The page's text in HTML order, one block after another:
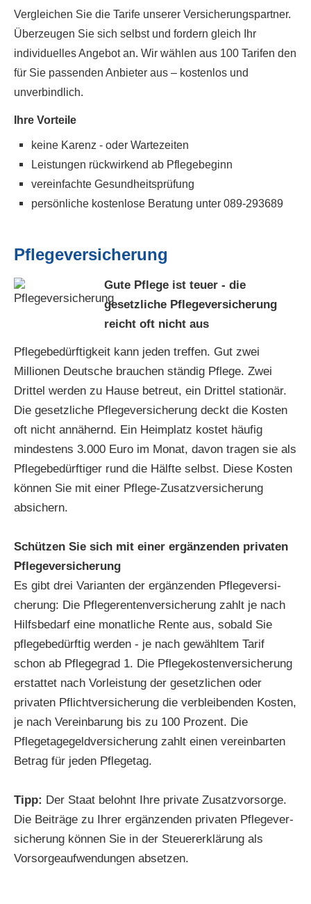
Vergleichen Sie die Tarife unserer Versicherungspartner.
Überzeugen Sie sich selbst und fordern gleich Ihr
individuelles Angebot an. Wir wählen aus 100 Tarifen den
für Sie passenden Anbieter aus – kostenlos und
unverbindlich.
Ihre Vorteile
keine Karenz - oder Wartezeiten
Leistungen rückwirkend ab Pflegebeginn
vereinfachte Gesundheitsprüfung
persönliche kostenlose Beratung unter 089-293689
Pflege­ver­si­che­rung
Gute Pflege ist teuer - die
gesetzliche Pflege­ver­si­che­rung
reicht oft nicht aus
Pflegebedürftigkeit kann jeden treffen. Gut zwei
Millionen Deutsche brauchen ständig Pflege. Zwei
Drittel werden zu Hause betreut, ein Drittel stationär.
Die gesetzliche Pflege­ver­si­che­rung deckt die Kosten
oft nicht annähernd. Ein Heimplatz kostet häufig
mindestens 3.000 Euro im Monat, davon tragen sie als
Pflegebedürftiger rund die Hälfte selbst. Diese Kosten
können Sie mit einer Pflege-Zusatzversicherung
absichern.
Schützen Sie sich mit einer ergänzenden privaten
Pflege­ver­si­che­rung
Es gibt drei Varianten der ergänzenden Pflege­ver­si­
che­rung: Die Pfle­ge­ren­tenversicherung zahlt je nach
Hilfsbedarf eine monatliche Rente aus, sobald Sie
pflegebedürftig werden - je nach gewähltem Tarif
schon ab Pflegegrad 1. Die Pflegekostenversicherung
erstattet nach Vorleistung der gesetzlichen oder
privaten Pflichtversicherung die verbleibenden Kosten,
je nach Vereinbarung bis zu 100 Prozent. Die
Pflegetagegeldversicherung zahlt einen vereinbarten
Betrag für jeden Pflegetag.
Tipp: Der Staat belohnt Ihre private Zusatzvorsorge.
Die Beiträge zu Ihrer ergänzenden privaten Pflege­ver­
si­che­rung können Sie in der Steuererklärung als
Vorsorgeaufwendungen absetzen.